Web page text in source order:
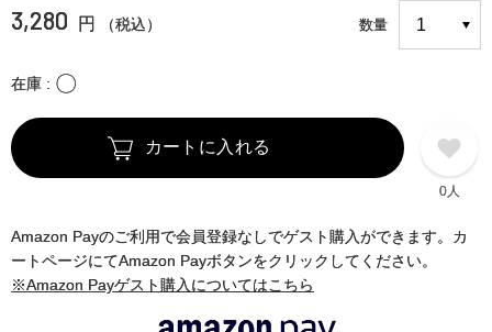
3,280 円 （税込） 数量
在庫 〇
カートに入れる
0人
Amazon Payのご利用で会員登録なしでゲスト購入ができます。カ
ートページにてAmazon Payボタンをクリックしてください。
※Amazon Payゲスト購入についてはこちら